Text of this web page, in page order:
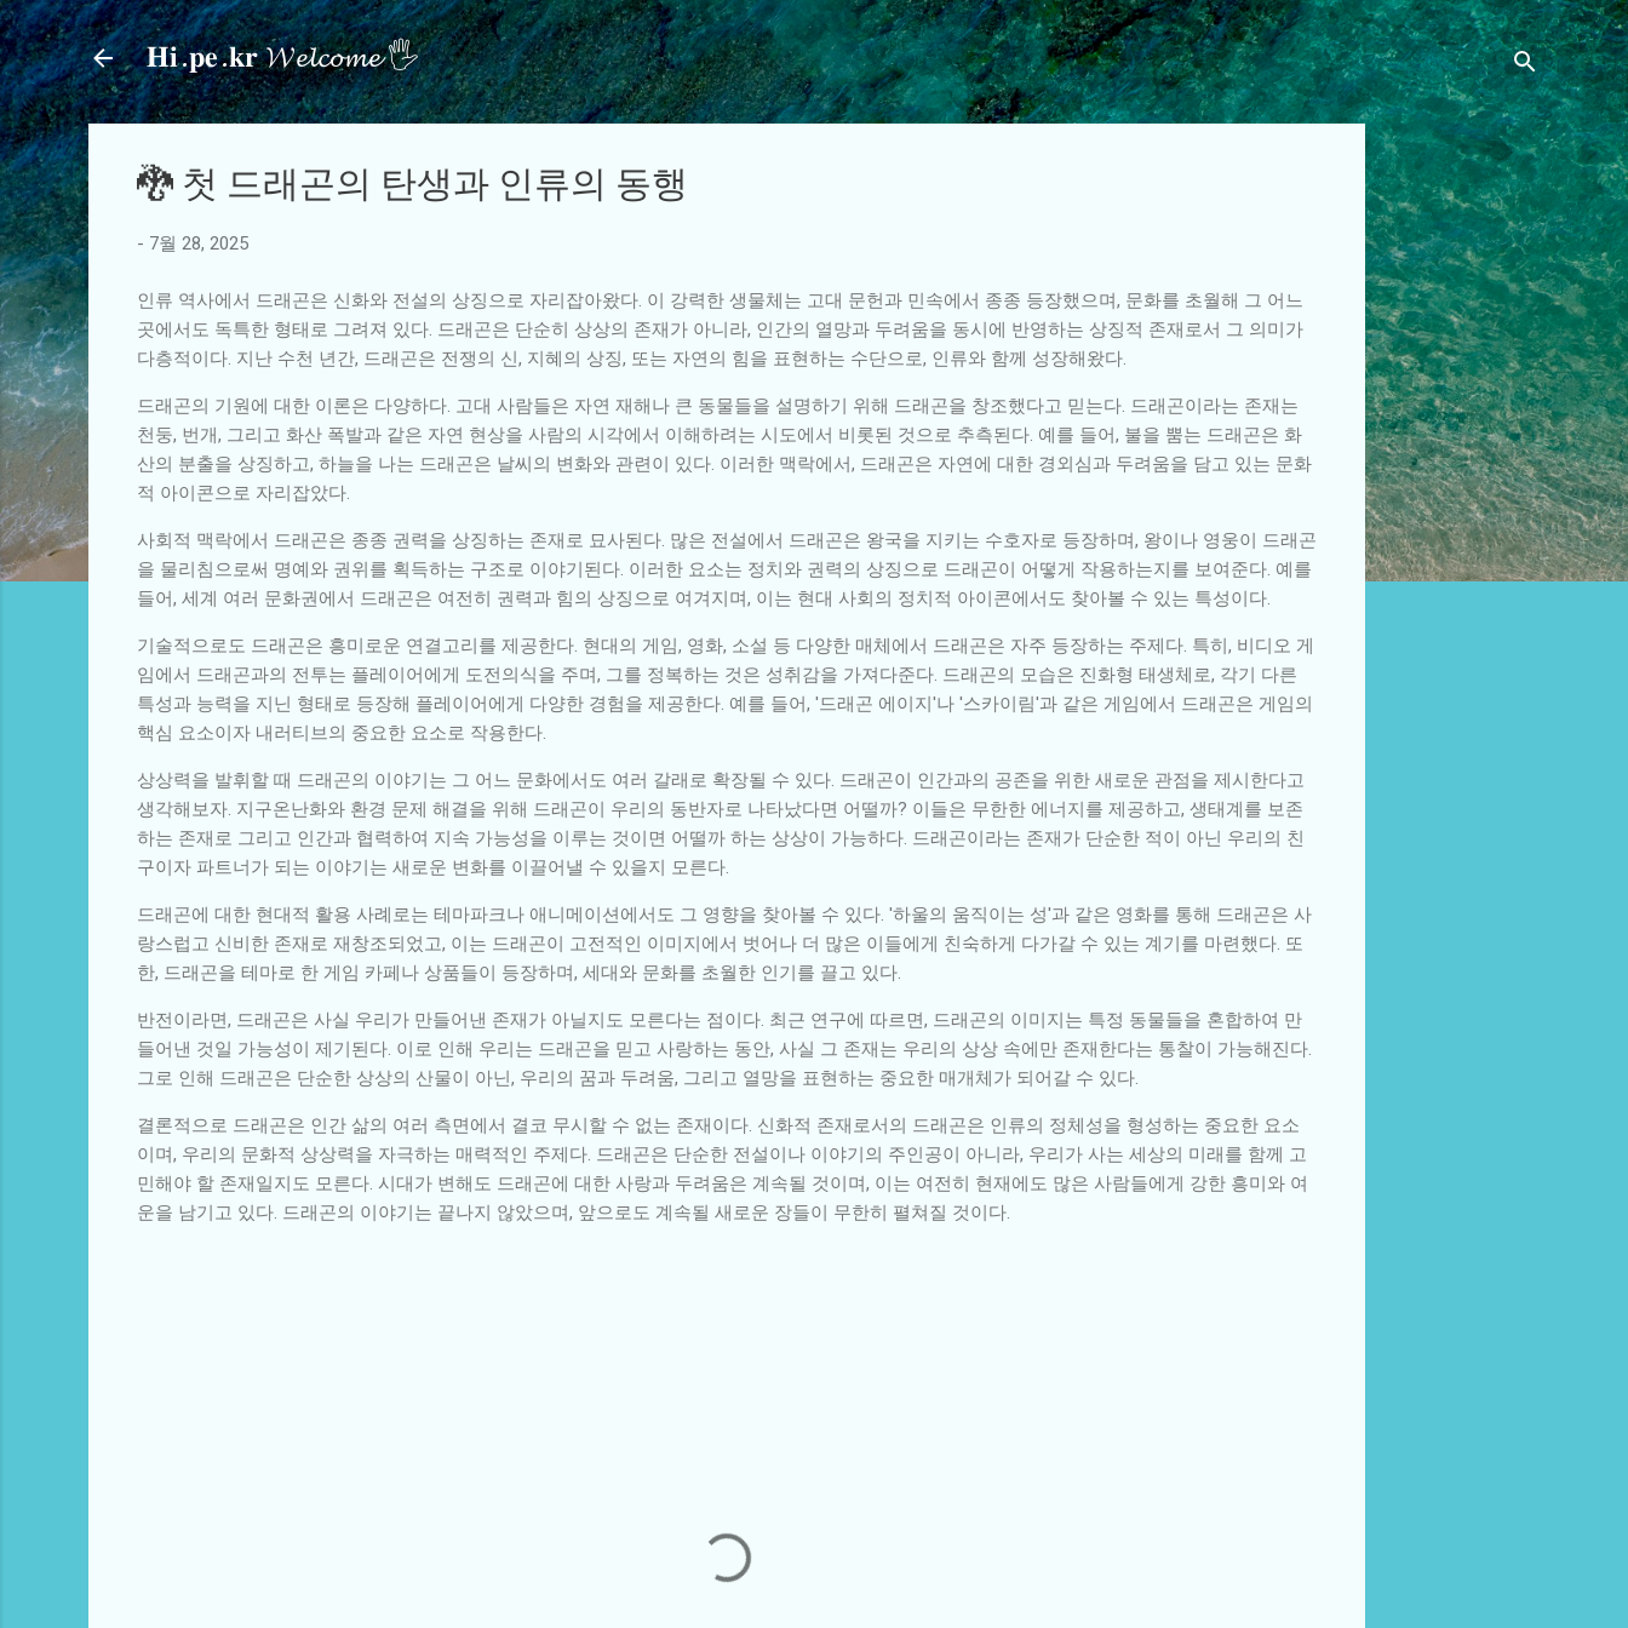
기본 콘텐츠로 건너뛰기
𝐇𝐢.𝐩𝐞.𝐤𝐫 𝓦𝓮𝓵𝓬𝓸𝓶𝓮 🖐
🐉 첫 드래곤의 탄생과 인류의 동행
- 7월 28, 2025
인류 역사에서 드래곤은 신화와 전설의 상징으로 자리잡아왔다. 이 강력한 생물체는 고대 문헌과 민속에서 종종 등장했으며, 문화를 초월해 그 어느
곳에서도 독특한 형태로 그려져 있다. 드래곤은 단순히 상상의 존재가 아니라, 인간의 열망과 두려움을 동시에 반영하는 상징적 존재로서 그 의미가
다층적이다. 지난 수천 년간, 드래곤은 전쟁의 신, 지혜의 상징, 또는 자연의 힘을 표현하는 수단으로, 인류와 함께 성장해왔다.
드래곤의 기원에 대한 이론은 다양하다. 고대 사람들은 자연 재해나 큰 동물들을 설명하기 위해 드래곤을 창조했다고 믿는다. 드래곤이라는 존재는
천둥, 번개, 그리고 화산 폭발과 같은 자연 현상을 사람의 시각에서 이해하려는 시도에서 비롯된 것으로 추측된다. 예를 들어, 불을 뿜는 드래곤은 화
산의 분출을 상징하고, 하늘을 나는 드래곤은 날씨의 변화와 관련이 있다. 이러한 맥락에서, 드래곤은 자연에 대한 경외심과 두려움을 담고 있는 문화
적 아이콘으로 자리잡았다.
사회적 맥락에서 드래곤은 종종 권력을 상징하는 존재로 묘사된다. 많은 전설에서 드래곤은 왕국을 지키는 수호자로 등장하며, 왕이나 영웅이 드래곤
을 물리침으로써 명예와 권위를 획득하는 구조로 이야기된다. 이러한 요소는 정치와 권력의 상징으로 드래곤이 어떻게 작용하는지를 보여준다. 예를
들어, 세계 여러 문화권에서 드래곤은 여전히 권력과 힘의 상징으로 여겨지며, 이는 현대 사회의 정치적 아이콘에서도 찾아볼 수 있는 특성이다.
기술적으로도 드래곤은 흥미로운 연결고리를 제공한다. 현대의 게임, 영화, 소설 등 다양한 매체에서 드래곤은 자주 등장하는 주제다. 특히, 비디오 게
임에서 드래곤과의 전투는 플레이어에게 도전의식을 주며, 그를 정복하는 것은 성취감을 가져다준다. 드래곤의 모습은 진화형 태생체로, 각기 다른
특성과 능력을 지닌 형태로 등장해 플레이어에게 다양한 경험을 제공한다. 예를 들어, '드래곤 에이지'나 '스카이림'과 같은 게임에서 드래곤은 게임의
핵심 요소이자 내러티브의 중요한 요소로 작용한다.
상상력을 발휘할 때 드래곤의 이야기는 그 어느 문화에서도 여러 갈래로 확장될 수 있다. 드래곤이 인간과의 공존을 위한 새로운 관점을 제시한다고
생각해보자. 지구온난화와 환경 문제 해결을 위해 드래곤이 우리의 동반자로 나타났다면 어떨까? 이들은 무한한 에너지를 제공하고, 생태계를 보존
하는 존재로 그리고 인간과 협력하여 지속 가능성을 이루는 것이면 어떨까 하는 상상이 가능하다. 드래곤이라는 존재가 단순한 적이 아닌 우리의 친
구이자 파트너가 되는 이야기는 새로운 변화를 이끌어낼 수 있을지 모른다.
드래곤에 대한 현대적 활용 사례로는 테마파크나 애니메이션에서도 그 영향을 찾아볼 수 있다. '하울의 움직이는 성'과 같은 영화를 통해 드래곤은 사
랑스럽고 신비한 존재로 재창조되었고, 이는 드래곤이 고전적인 이미지에서 벗어나 더 많은 이들에게 친숙하게 다가갈 수 있는 계기를 마련했다. 또
한, 드래곤을 테마로 한 게임 카페나 상품들이 등장하며, 세대와 문화를 초월한 인기를 끌고 있다.
반전이라면, 드래곤은 사실 우리가 만들어낸 존재가 아닐지도 모른다는 점이다. 최근 연구에 따르면, 드래곤의 이미지는 특정 동물들을 혼합하여 만
들어낸 것일 가능성이 제기된다. 이로 인해 우리는 드래곤을 믿고 사랑하는 동안, 사실 그 존재는 우리의 상상 속에만 존재한다는 통찰이 가능해진다.
그로 인해 드래곤은 단순한 상상의 산물이 아닌, 우리의 꿈과 두려움, 그리고 열망을 표현하는 중요한 매개체가 되어갈 수 있다.
결론적으로 드래곤은 인간 삶의 여러 측면에서 결코 무시할 수 없는 존재이다. 신화적 존재로서의 드래곤은 인류의 정체성을 형성하는 중요한 요소
이며, 우리의 문화적 상상력을 자극하는 매력적인 주제다. 드래곤은 단순한 전설이나 이야기의 주인공이 아니라, 우리가 사는 세상의 미래를 함께 고
민해야 할 존재일지도 모른다. 시대가 변해도 드래곤에 대한 사랑과 두려움은 계속될 것이며, 이는 여전히 현재에도 많은 사람들에게 강한 흥미와 여
운을 남기고 있다. 드래곤의 이야기는 끝나지 않았으며, 앞으로도 계속될 새로운 장들이 무한히 펼쳐질 것이다.